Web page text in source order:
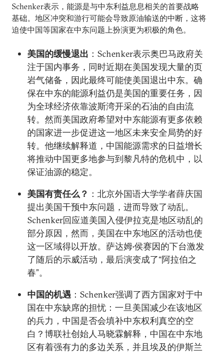
Schenker表示，能源是与中东利益息息相关的首要战略
基础。地区冲突和游行可能会导致原油输送的中断，这将
迫使中国等国家在中东问题上扮演更为积极的角色。
美国的缓慢退出 ：Schenker表示奥巴马政府关
注于国内事务，同时近期在美国发现大量的页
岩气储备，因此最终可能使美国退出中东。确
保在中东的能源利益仍是美国的重要任务，因
为全球经济依靠波斯湾开采的石油的自由流
转。然而美国政府希望对中东能源有更多依赖
的国家进一步促进这一地区未来安全局势的好
转。他继续解释道，中国能源需求的日益增长
将推动中国更多地参与到黎凡特的危机中，以
保证油源的稳定。
美国有责任么？ ：北京外国语大学学者薛庆国
提出美国干预中东问题，进而导致了动乱。
Schenker回应道美国入侵伊拉克是地区动乱的
部分原因，然而，美国在中东地区的活动也使
这一区域得以开放。萨达姆•侯赛因的下台激发
了随后的示威活动，最后演变成了“阿拉伯之
春”。
中国的机遇 ：Schenker强调了西方国家对于中
国在中东缺席的担忧：一旦美国减少在该地区
的兵力，中国是否会填补中东权利真空的空
白？博联社创始人马晓霖解释，中国在中东地
区有着强有力的多边关系，并且埃及的伊斯兰